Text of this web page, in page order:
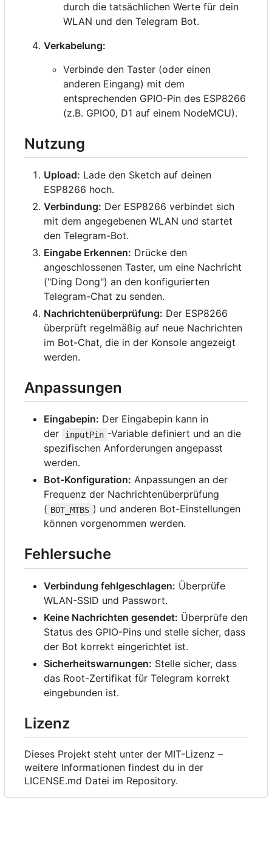
durch die tatsächlichen Werte für dein
WLAN und den Telegram Bot.
Verkabelung:
Verbinde den Taster (oder einen
anderen Eingang) mit dem
entsprechenden GPIO-Pin des ESP8266
(z.B. GPIO0, D1 auf einem NodeMCU).
Nutzung
Upload: Lade den Sketch auf deinen
ESP8266 hoch.
Verbindung: Der ESP8266 verbindet sich
mit dem angegebenen WLAN und startet
den Telegram-Bot.
Eingabe Erkennen: Drücke den
angeschlossenen Taster, um eine Nachricht
("Ding Dong") an den konfigurierten
Telegram-Chat zu senden.
Nachrichtenüberprüfung: Der ESP8266
überprüft regelmäßig auf neue Nachrichten
im Bot-Chat, die in der Konsole angezeigt
werden.
Anpassungen
Eingabepin: Der Eingabepin kann in
der
inputPin -Variable definiert und an die
spezifischen Anforderungen angepasst
werden.
Bot-Konfiguration: Anpassungen an der
Frequenz der Nachrichtenüberprüfung
( BOT_MTBS ) und anderen Bot-Einstellungen
können vorgenommen werden.
Fehlersuche
Verbindung fehlgeschlagen: Überprüfe
WLAN-SSID und Passwort.
Keine Nachrichten gesendet: Überprüfe den
Status des GPIO-Pins und stelle sicher, dass
der Bot korrekt eingerichtet ist.
Sicherheitswarnungen: Stelle sicher, dass
das Root-Zertifikat für Telegram korrekt
eingebunden ist.
Lizenz
Dieses Projekt steht unter der MIT-Lizenz –
weitere Informationen findest du in der
LICENSE.md Datei im Repository.